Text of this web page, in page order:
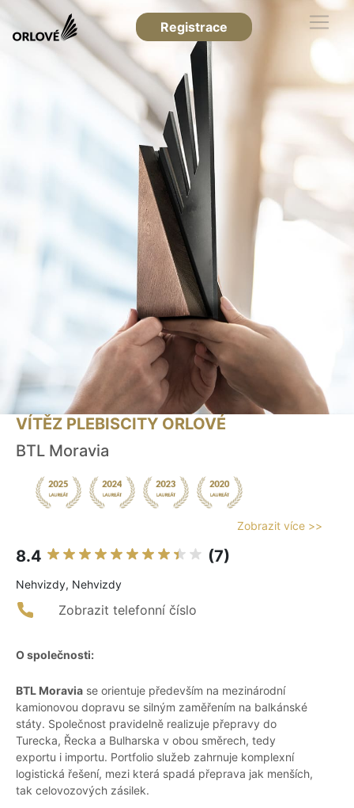
Registrace
VÍTĚZ PLEBISCITY ORLOVÉ
BTL Moravia
Zobrazit více >>
8.4 (7)
Nehvizdy, Nehvizdy
Zobrazit telefonní číslo
O společnosti:
BTL Moravia se orientuje především na mezinárodní
kamionovou dopravu se silným zaměřením na balkánské
státy. Společnost pravidelně realizuje přepravy do
Turecka, Řecka a Bulharska v obou směrech, tedy
exportu i importu. Portfolio služeb zahrnuje komplexní
logistická řešení, mezi která spadá přeprava jak menších,
tak celovozových zásilek.